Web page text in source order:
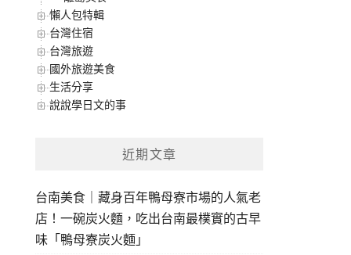
懶人包特輯
台灣住宿
台灣旅遊
國外旅遊美食
生活分享
說說學日文的事
近期文章
台南美食｜藏身百年鴨母寮市場的人氣老
店！一碗炭火麵，吃出台南最樸實的古早
味「鴨母寮炭火麵」